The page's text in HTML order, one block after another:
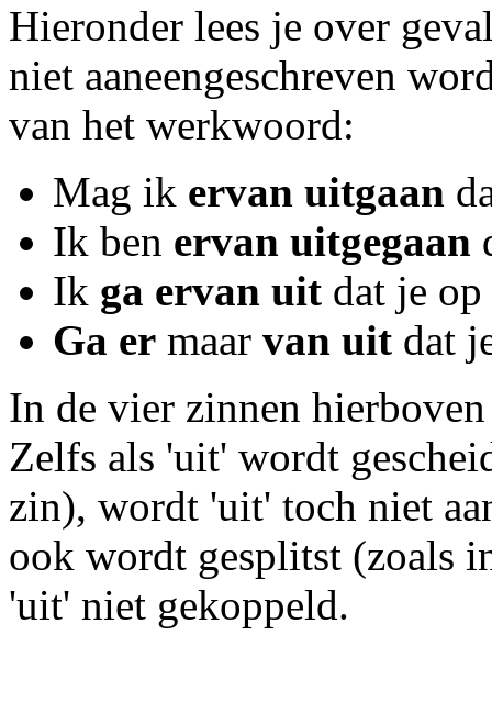
Hieronder lees je over
niet aaneengeschreven
van het werkwoord:
Mag ik ervan uitgaan
Ik ben ervan uitgegaan
Ik ga ervan uit dat je
Ga er maar van uit dat
In de vier zinnen
Zelfs als 'uit' wordt
zin), wordt 'uit' toch niet
ook wordt gesplitst (zoals
'uit' niet gekoppeld.